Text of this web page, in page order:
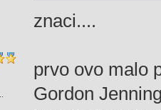
znaci....
prvo ovo malo
Gordon